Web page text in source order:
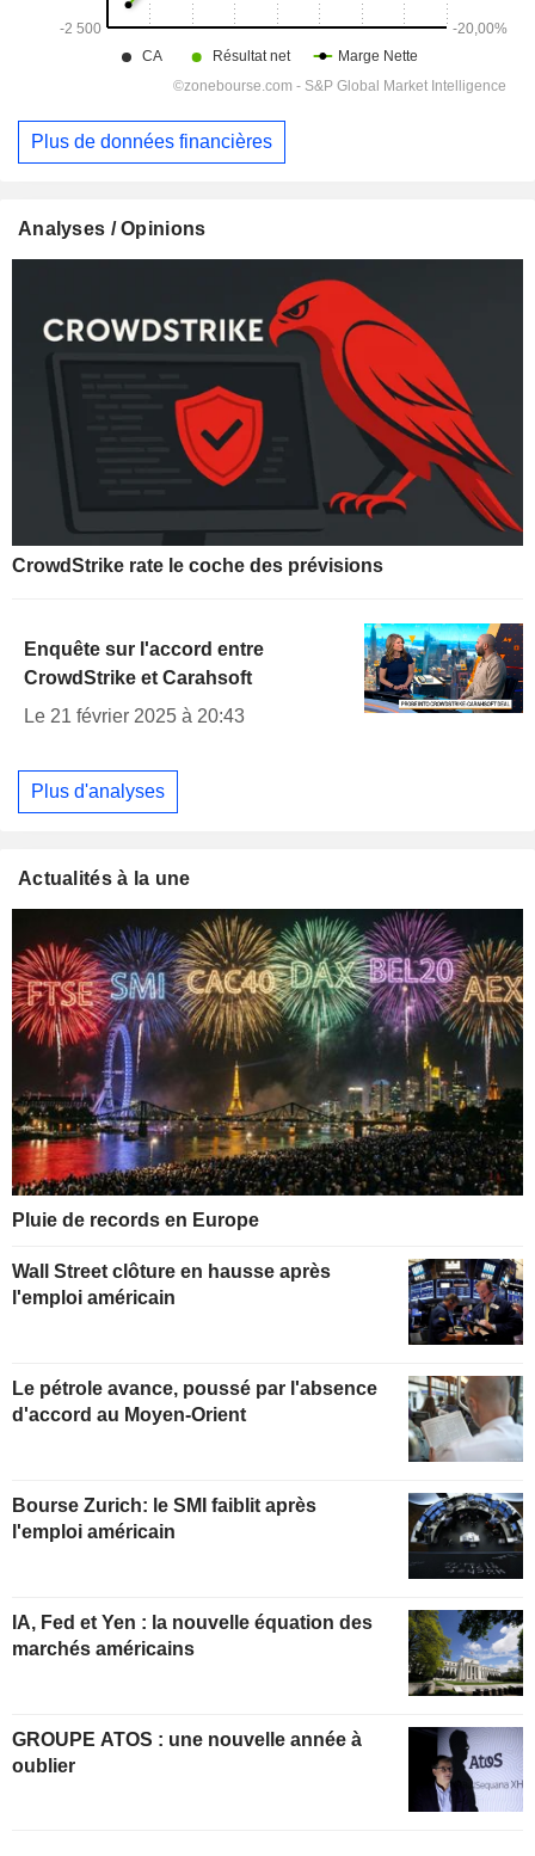
Plus de données financières
Analyses / Opinions
CrowdStrike rate le coche des prévisions
Enquête sur l'accord entre
CrowdStrike et Carahsoft
Le 21 février 2025 à 20:43
Plus d'analyses
Actualités à la une
Pluie de records en Europe
Wall Street clôture en hausse après
l'emploi américain
Le pétrole avance, poussé par l'absence
d'accord au Moyen-Orient
Bourse Zurich: le SMI faiblit après
l'emploi américain
IA, Fed et Yen : la nouvelle équation des
marchés américains
GROUPE ATOS : une nouvelle année à
oublier